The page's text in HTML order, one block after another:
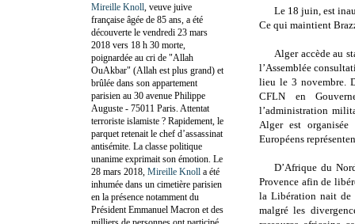
Le 18 juin, est
Ce qui maintient
Alger accède au
l’Assemblée
lieu le 3 novembre.
CFLN en
l’administration
Alger est
Européens
D’Afrique du
Provence afin de
la Libération nait de
malgré les
Mireille Knoll , veuve juive
française âgée de 85 ans, a été
découverte le vendredi 23 mars
2018 vers 18 h 30 morte,
poignardée au cri de "Allah
OuAkbar" (Allah est plus grand) et
brûlée dans son appartement
parisien au 30 avenue Philippe
Auguste - 75011 Paris. Attentat
terroriste islamiste ? Rapidement, le
parquet retenait le chef d’assassinat
antisémite. La classe politique
unanime exprimait son émotion. Le
28 mars 2018, Mireille Knoll a été
inhumée dans un cimetière parisien
en la présence notamment du
Président Emmanuel Macron et des